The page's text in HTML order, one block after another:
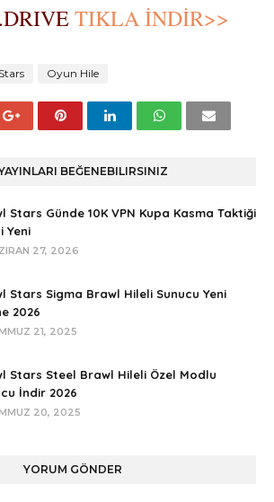
TIKLA İNDİR>>
Oyun Hile
BEĞENEBILIRSINIZ
Stars Günde 10K VPN Kupa Kasma Taktiği
Yeni
27, 2026
Stars Sigma Brawl Hileli Sunucu Yeni
2026
21, 2025
Stars Steel Brawl Hileli Özel Modlu
İndir 2026
20, 2025
YORUM GÖNDER